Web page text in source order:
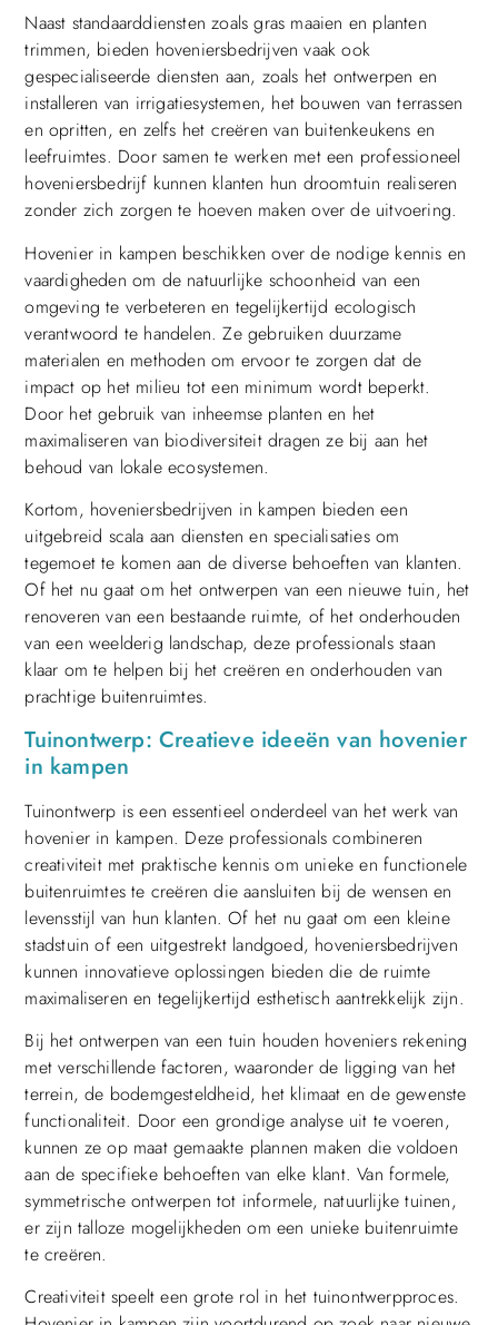
Naast standaarddiensten zoals gras maaien en planten
trimmen, bieden hoveniersbedrijven vaak ook
gespecialiseerde diensten aan, zoals het ontwerpen en
installeren van irrigatiesystemen, het bouwen van terrassen
en opritten, en zelfs het creëren van buitenkeukens en
leefruimtes. Door samen te werken met een professioneel
hoveniersbedrijf kunnen klanten hun droomtuin realiseren
zonder zich zorgen te hoeven maken over de uitvoering.
Hovenier in kampen beschikken over de nodige kennis en
vaardigheden om de natuurlijke schoonheid van een
omgeving te verbeteren en tegelijkertijd ecologisch
verantwoord te handelen. Ze gebruiken duurzame
materialen en methoden om ervoor te zorgen dat de
impact op het milieu tot een minimum wordt beperkt.
Door het gebruik van inheemse planten en het
maximaliseren van biodiversiteit dragen ze bij aan het
behoud van lokale ecosystemen.
Kortom, hoveniersbedrijven in kampen bieden een
uitgebreid scala aan diensten en specialisaties om
tegemoet te komen aan de diverse behoeften van klanten.
Of het nu gaat om het ontwerpen van een nieuwe tuin, het
renoveren van een bestaande ruimte, of het onderhouden
van een weelderig landschap, deze professionals staan
klaar om te helpen bij het creëren en onderhouden van
prachtige buitenruimtes.
Tuinontwerp: Creatieve ideeën van hovenier
in kampen
Tuinontwerp is een essentieel onderdeel van het werk van
hovenier in kampen. Deze professionals combineren
creativiteit met praktische kennis om unieke en functionele
buitenruimtes te creëren die aansluiten bij de wensen en
levensstijl van hun klanten. Of het nu gaat om een kleine
stadstuin of een uitgestrekt landgoed, hoveniersbedrijven
kunnen innovatieve oplossingen bieden die de ruimte
maximaliseren en tegelijkertijd esthetisch aantrekkelijk zijn.
Bij het ontwerpen van een tuin houden hoveniers rekening
met verschillende factoren, waaronder de ligging van het
terrein, de bodemgesteldheid, het klimaat en de gewenste
functionaliteit. Door een grondige analyse uit te voeren,
kunnen ze op maat gemaakte plannen maken die voldoen
aan de specifieke behoeften van elke klant. Van formele,
symmetrische ontwerpen tot informele, natuurlijke tuinen,
er zijn talloze mogelijkheden om een unieke buitenruimte
te creëren.
Creativiteit speelt een grote rol in het tuinontwerpproces.